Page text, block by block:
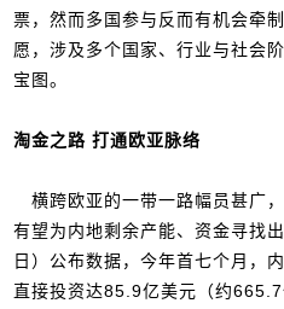
票，然而多国参与反而有机会牵
愿，涉及多个国家、行业与社会
宝图。
淘金之路 打通欧亚脉络
横跨欧亚的一带一路幅员甚广
有望为内地剩余产能、资金寻找
日）公布数据，今年首七个月，
直接投资达85.9亿美元（约